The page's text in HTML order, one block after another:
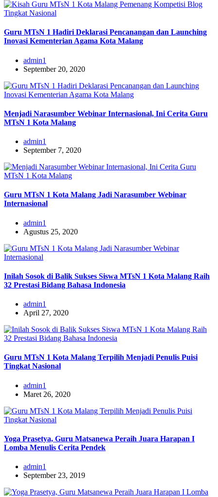
Guru MTsN 1 Hadiri Deklarasi Pencanangan dan Launching
Inovasi Kementerian Agama Kota Malang
admin1
September 20, 2020
Menjadi Narasumber Webinar Internasional, Ini Cerita Guru
MTsN 1 Kota Malang
admin1
September 7, 2020
Guru MTsN 1 Kota Malang Jadi Narasumber Webinar
Internasional
admin1
Agustus 25, 2020
Inilah Sosok di Balik Sukses Siswa MTsN 1 Kota Malang Raih
32 Prestasi Bidang Bahasa Indonesia
admin1
April 27, 2020
Guru MTsN 1 Kota Malang Terpilih Menjadi Penulis Puisi
Tingkat Nasional
admin1
Maret 26, 2020
Yoga Prasetya, Guru Matsanewa Peraih Juara Harapan I
Lomba Menulis Cerita Pendek
admin1
September 23, 2019